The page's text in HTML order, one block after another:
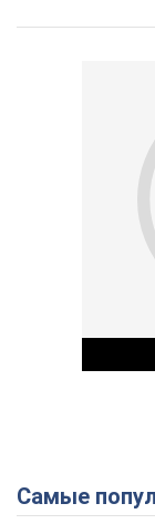
Самые